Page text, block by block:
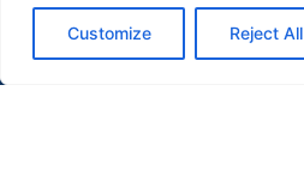
Customize Reject All
(47) 9 9977-7630